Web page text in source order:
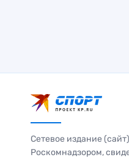
Сетевое издание
Роскомнадзором,